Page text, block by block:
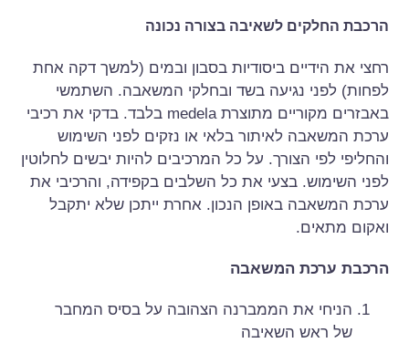
הרכבת החלקים לשאיבה בצורה נכונה
רחצי את הידיים ביסודיות בסבון ובמים (למשך דקה אחת
לפחות) לפני נגיעה בשד ובחלקי המשאבה. השתמשי
באבזרים מקוריים מתוצרת medela בלבד. בדקי את רכיבי
ערכת המשאבה לאיתור בלאי או נזקים לפני השימוש
והחליפי לפי הצורך. על כל המרכיבים להיות יבשים לחלוטין
לפני השימוש. בצעי את כל השלבים בקפידה, והרכיבי את
ערכת המשאבה באופן הנכון. אחרת ייתכן שלא יתקבל
ואקום מתאים.
הרכבת ערכת המשאבה
הניחי את הממברנה הצהובה על בסיס המחבר
של ראש השאיבה